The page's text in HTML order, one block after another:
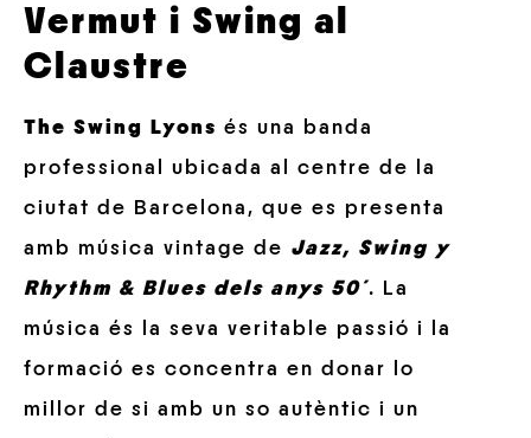
Vermut i Swing al
Claustre
The Swing Lyons és una banda
professional ubicada al centre de la
ciutat de Barcelona, que es presenta
amb música vintage de Jazz, Swing y
Rhythm & Blues dels anys 50´. La
música és la seva veritable passió i la
formació es concentra en donar lo
millor de si amb un so autèntic i un